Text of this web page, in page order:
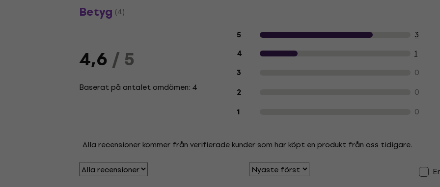
Betyg (4)
4,6/ 5
Baserat på antalet omdömen: 4
Kundrecensioner av produkten
5 3
4 1
3 0
2 0
1 0
Alla recensioner kommer från verifierade kunder som har köpt en produkt från oss tidigare.